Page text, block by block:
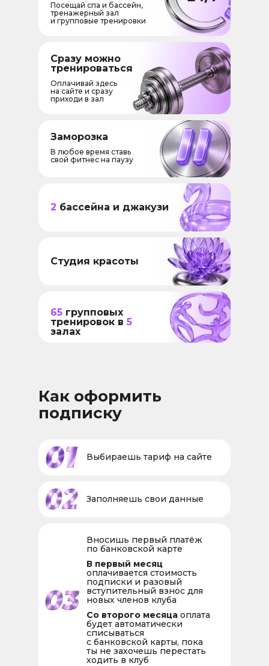
Посещай спа и бассейн,
тренажерный зал
и групповые тренировки
Оплачивай здесь
на сайте и сразу
приходи в зал
Сразу можно
тренироваться
В любое время ставь
свой фитнес на паузу
Заморозка
2 бассейна и джакузи
Студия красоты
65 групповых
тренировок в 5
залах
Как оформить
подписку
Выбираешь тариф на сайте
Заполняешь свои данные
Со второго месяца оплата
будет автоматически
списываться
с банковской карты, пока
ты не захочешь перестать
ходить в клуб
В первый месяц
оплачивается стоимость
подписки и разовый
вступительный взнос для
новых членов клуба
Вносишь первый платёж
по банковской карте